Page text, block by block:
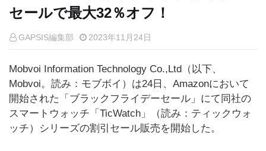
セールで最大32％オフ！
GAPSIS編集部 2023年11月24日
Mobvoi Information Technology Co.,Ltd（以下、
Mobvoi。読み：モブボイ）は24日、Amazonにおいて
開始された「ブラックフライデーセール」にて同社の
スマートウォッチ「TicWatch」（読み：ティックウォ
ッチ）シリーズの割引セール販売を開始した。